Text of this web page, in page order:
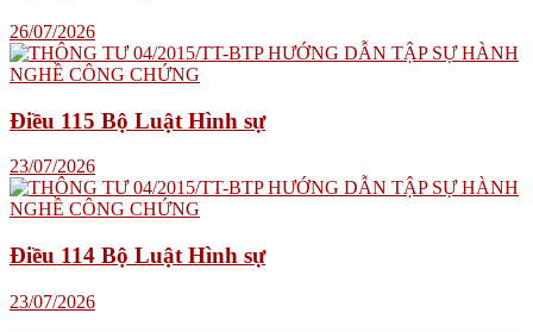
26/07/2026
Điều 115 Bộ Luật Hình sự
23/07/2026
Điều 114 Bộ Luật Hình sự
23/07/2026